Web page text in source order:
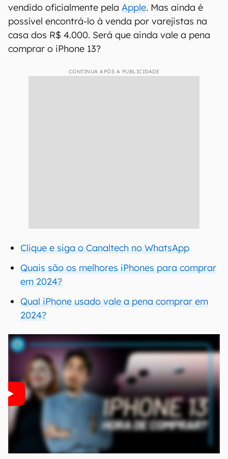
vendido oficialmente pela Apple. Mas ainda é
possível encontrá-lo à venda por varejistas na
casa dos R$ 4.000. Será que ainda vale a pena
comprar o iPhone 13?
CONTINUA APÓS A PUBLICIDADE
Clique e siga o Canaltech no WhatsApp
Quais são os melhores iPhones para comprar
em 2024?
Qual iPhone usado vale a pena comprar em
2024?